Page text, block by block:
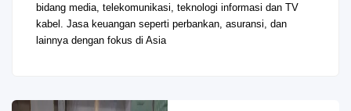
bidang media, telekomunikasi, teknologi informasi dan TV
kabel. Jasa keuangan seperti perbankan, asuransi, dan
lainnya dengan fokus di Asia